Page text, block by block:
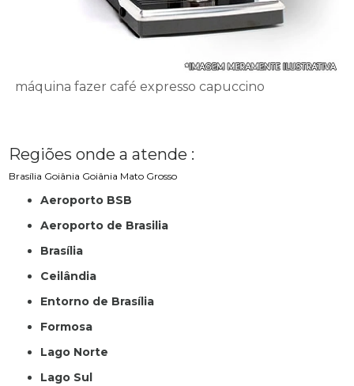
máquina fazer café expresso capuccino
Regiões onde a atende :
Brasília Goiânia Goiânia Mato Grosso
Aeroporto BSB
Aeroporto de Brasilia
Brasília
Ceilândia
Entorno de Brasília
Formosa
Lago Norte
Lago Sul